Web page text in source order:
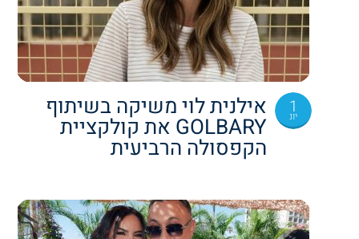
1
יונ אילנית לוי משיקה בשיתוף
GOLBARY את קולקציית
הקפסולה הרביעית